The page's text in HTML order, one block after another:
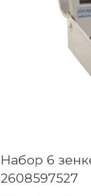
Набор 6
2608597527